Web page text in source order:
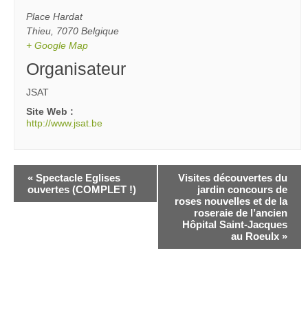
Place Hardat
Thieu, 7070 Belgique
+ Google Map
Organisateur
JSAT
Site Web :
http://www.jsat.be
« Spectacle Eglises
ouvertes (COMPLET !)
Visites découvertes du
jardin concours de
roses nouvelles et de la
roseraie de l’ancien
Hôpital Saint-Jacques
au Roeulx »